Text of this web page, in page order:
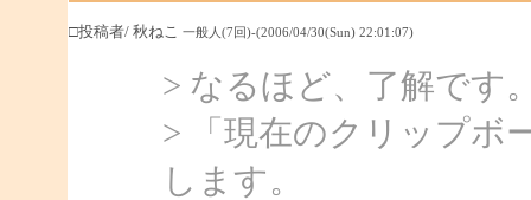
□投稿者/ 秋ねこ 一般人(7回)-(2006/04/30(Sun) 22:01:07)
> なるほど、了解です
> 「現在のクリップボ
します。